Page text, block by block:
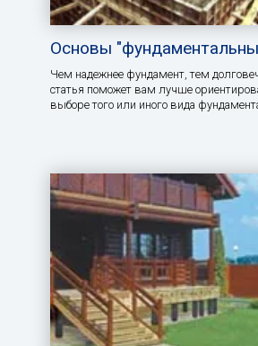
Основы
Чем надежнее фундамент, тем
статья поможет вам лучше
выборе того или иного вида